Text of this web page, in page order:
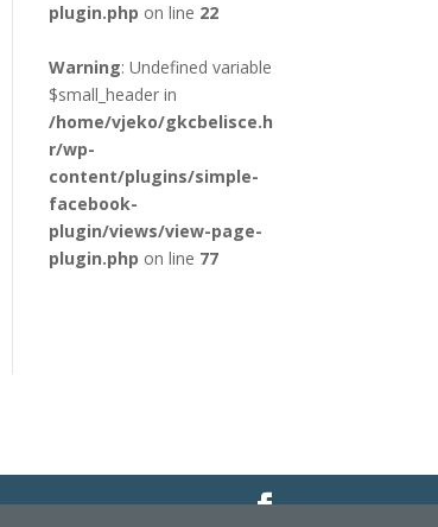
plugin.php on line 22
Warning: Undefined variable
$small_header in
/home/vjeko/gkcbelisce.h
r/wp-
content/plugins/simple-
facebook-
plugin/views/view-page-
plugin.php on line 77